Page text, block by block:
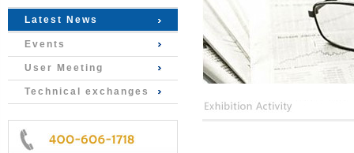
Latest News
Events
User Meeting
Technical exchanges